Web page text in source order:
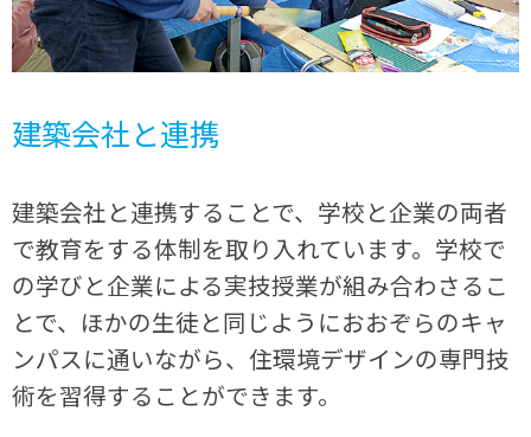
建築会社と連携
建築会社と連携することで、学校と企業の両者
で教育をする体制を取り入れています。学校で
の学びと企業による実技授業が組み合わさるこ
とで、ほかの生徒と同じようにおおぞらのキャ
ンパスに通いながら、住環境デザインの専門技
術を習得することができます。